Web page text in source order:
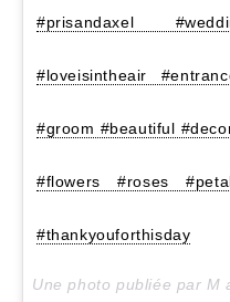
#prisandaxel
#loveisintheair
#groom #beautiful
#flowers #roses
#thankyouforthisday
Une photo publiée par M